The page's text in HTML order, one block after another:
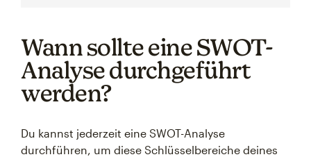
Wann sollte eine SWOT-
Analyse durchgeführt
werden?
Du kannst jederzeit eine SWOT-Analyse
durchführen, um diese Schlüsselbereiche deines